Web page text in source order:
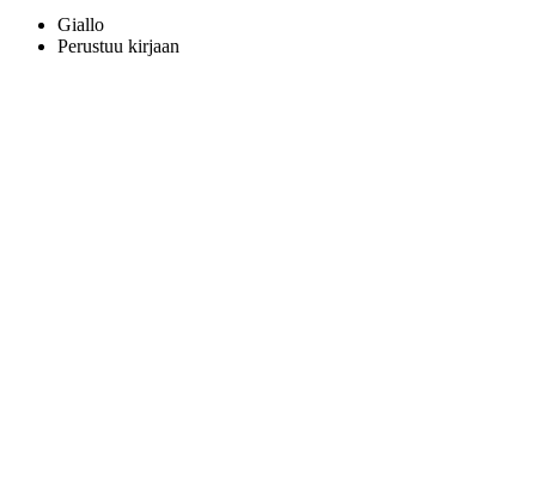
Giallo
Perustuu kirjaan